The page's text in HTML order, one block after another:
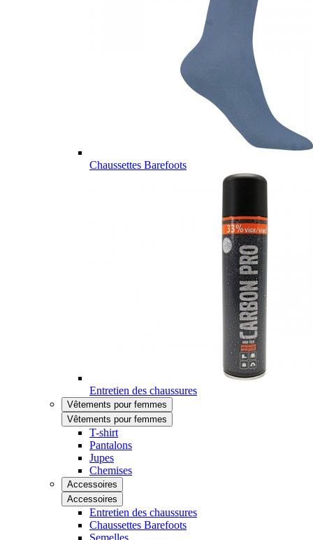
Chaussettes Barefoots
Entretien des chaussures
Vêtements pour femmes
Vêtements pour femmes
T-shirt
Pantalons
Jupes
Chemises
Accessoires
Accessoires
Entretien des chaussures
Chaussettes Barefoots
Semelles